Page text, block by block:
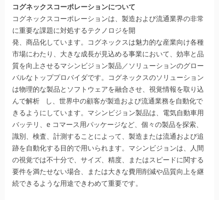
コグネックスコーポレーションについて
コグネックスコーポレーションは、製造および流通業界の非常
に重要な課題に対処するテクノロジを開
発、商品化しています。コグネックスは魅力的な産業向け各種
市場にわたり、大きな成長が見込める事業において、効率と品
質を向上させるマシンビジョン製品／ソリューションのグロー
バルなトッププロバイダです。コグネックスのソリューション
は物理的な製品とソフトウェアを融合させ、視覚情報を取り込
んで解析 し、世界中の顧客が製造および流通業務を自動化で
きるようにしています。マシンビジョン製品は、電気自動車用
バッテリ、e コマース用パッケージなど、個々の製品を探索、
識別、検査、計測することによって、製造または流通および追
跡を自動化する目的で用いられます。マシンビジョンは、人間
の視覚では不十分で、サイズ、精度、またはスピードに関する
要件を満たせない場合、または大きな費用削減や品質向上を継
続できるような用途できわめて重要です。